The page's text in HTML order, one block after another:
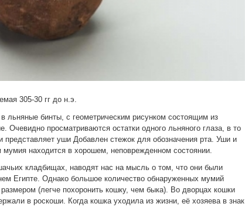
305-30 гг до н.э.
льняные бинты, с геометрическим рисунком состоящим из
Очевидно просматриваются остатки одного льняного глаза, в то
представляет уши Добавлен стежок для обозначения рта. Уши и
находится в хорошем, неповрежденном состоянии.
кладбищах, наводят нас на мысль о том, что они были
Египте. Однако большое количество обнаруженных мумий
(легче похоронить кошку, чем быка). Во дворцах кошки
в роскоши. Когда кошка уходила из жизни, её хозяева в знак